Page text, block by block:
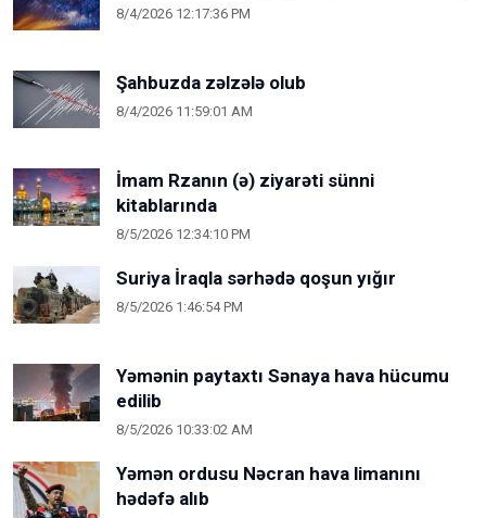
8/4/2026 12:17:36 PM
Şahbuzda zəlzələ olub
8/4/2026 11:59:01 AM
İmam Rzanın (ə) ziyarəti sünni
kitablarında
8/5/2026 12:34:10 PM
Suriya İraqla sərhədə qoşun yığır
8/5/2026 1:46:54 PM
Yəmənin paytaxtı Sənaya hava hücumu
edilib
8/5/2026 10:33:02 AM
Yəmən ordusu Nəcran hava limanını
hədəfə alıb